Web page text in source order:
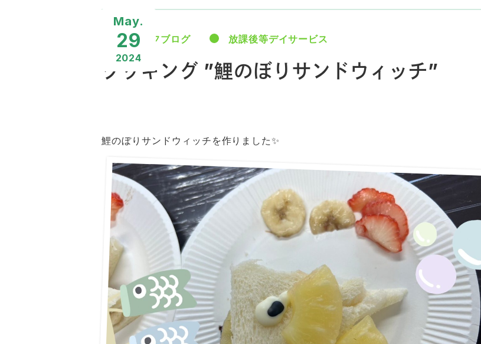
May.
29
2024
スタッフブログ 放課後等デイサービス
クッキング ”鯉のぼりサンドウィッチ”
鯉のぼりサンドウィッチを作りました✨